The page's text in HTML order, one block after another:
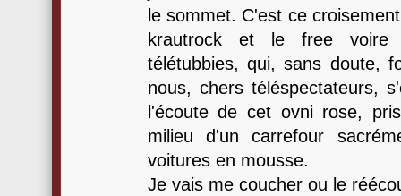
le sommet. C'est ce
krautrock et le free voire
télétubbies, qui, sans doute,
nous, chers téléspectateurs,
l'écoute de cet ovni rose,
milieu d'un carrefour
voitures en mousse.
Je vais me coucher ou le